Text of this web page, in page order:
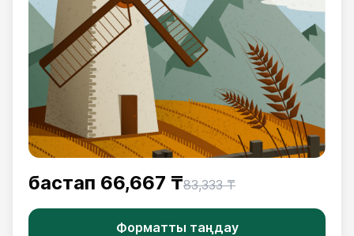
бастап 66,667 ₸83,333 ₸
Форматты таңдау